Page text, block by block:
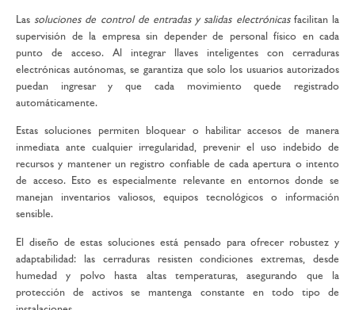
Lassoluciones de control de entradas y salidas electrónicasfacilitan la
supervisión de la empresa sin depender de personal físico en cada
punto de acceso. Al integrar llaves inteligentes con cerraduras
electrónicas autónomas, se garantiza que solo los usuarios autorizados
puedan ingresar y que cada movimiento quede registrado
automáticamente.
Estas soluciones permiten bloquear o habilitar accesos de manera
inmediata ante cualquier irregularidad, prevenir el uso indebido de
recursos y mantener un registro confiable de cada apertura o intento
de acceso. Esto es especialmente relevante en entornos donde se
manejan inventarios valiosos, equipos tecnológicos o información
sensible.
El diseño de estas soluciones está pensado para ofrecer robustez y
adaptabilidad: las cerraduras resisten condiciones extremas, desde
humedad y polvo hasta altas temperaturas, asegurando que la
protección de activos se mantenga constante en todo tipo de